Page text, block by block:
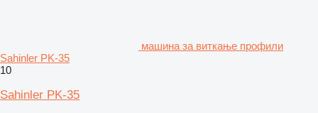
машина за виткање профили
Sahinler PK-35
10
Sahinler PK-35